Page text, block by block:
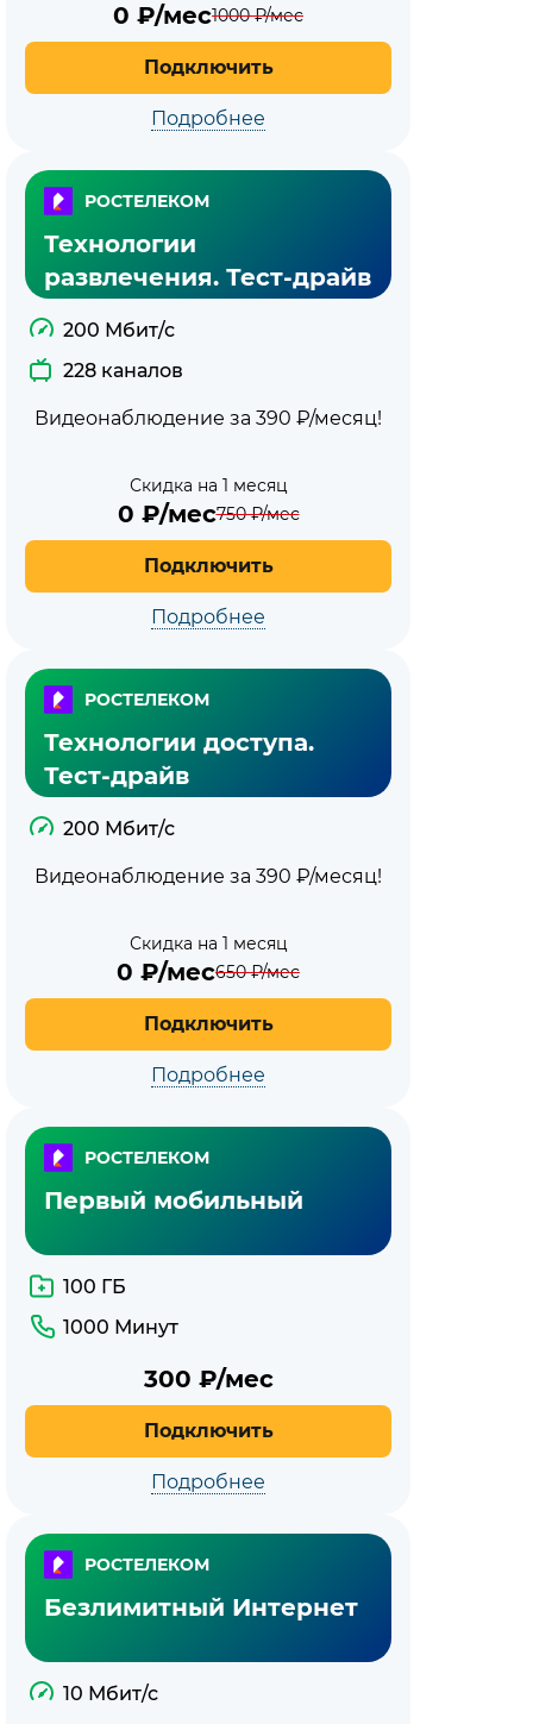
0 ₽/мес1000₽/мес
Подключить
Подробнее
РОСТЕЛЕКОМ
Технологии
развлечения. Тест-драйв
200 Мбит/с
228 каналов
Видеонаблюдение за 390 ₽/месяц!
Скидка на 1 месяц
0 ₽/мес750₽/мес
Подключить
Подробнее
РОСТЕЛЕКОМ
Технологии доступа.
Тест-драйв
200 Мбит/с
Видеонаблюдение за 390 ₽/месяц!
Скидка на 1 месяц
0 ₽/мес650₽/мес
Подключить
Подробнее
РОСТЕЛЕКОМ
Первый мобильный
100 ГБ
1000 Минут
300 ₽/мес
Подключить
Подробнее
РОСТЕЛЕКОМ
Безлимитный Интернет
10 Мбит/с